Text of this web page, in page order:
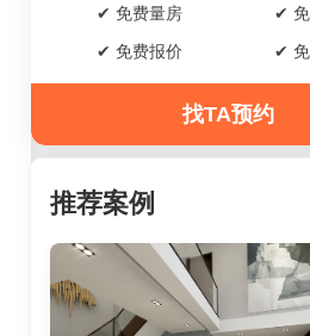
✔ 免费量房
✔
✔ 免费报价
✔
找TA预约
推荐案例